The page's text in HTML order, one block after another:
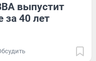
выпустит
40 лет